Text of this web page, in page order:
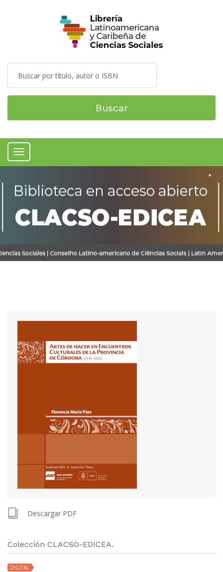
Buscar
Menú
Descargar PDF
Colección CLACSO-EDICEA.
DIGITAL